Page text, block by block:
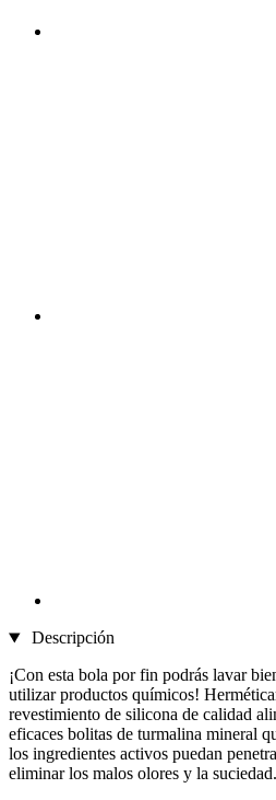
Descripción
¡Con esta bola por fin podrás lavar
utilizar productos químicos!
revestimiento de silicona de calidad
eficaces bolitas de turmalina mineral
los ingredientes activos puedan
eliminar los malos olores y la suciedad.